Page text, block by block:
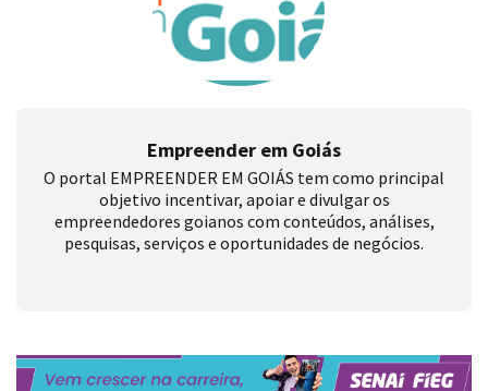
Empreender em Goiás
O portal EMPREENDER EM GOIÁS tem como principal
objetivo incentivar, apoiar e divulgar os
empreendedores goianos com conteúdos, análises,
pesquisas, serviços e oportunidades de negócios.